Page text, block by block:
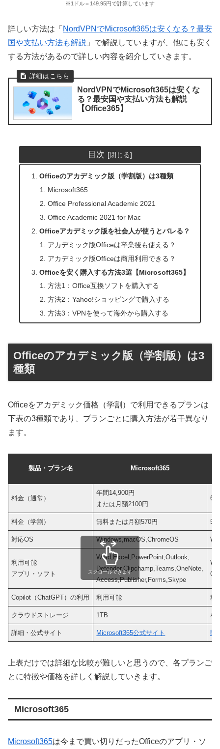
※1ドル＝149.95円で計算しています
詳しい方法は「 NordVPNでMicrosoft365は安くなる？最安
国や支払い方法も解説 」で解説していますが、他にも安く
する方法があるので詳しい内容を紹介していきます。
NordVPNでMicrosoft365は安くな
る？最安国や支払い方法も解説
【Office365】
目次
Officeのアカデミック版（学割版）は3種類
Microsoft365
Office Professional Academic 2021
Office Academic 2021 for Mac
Officeアカデミック版を社会人が使うとバレる？
アカデミック版Officeは卒業後も使える？
アカデミック版Officeは商用利用できる？
Officeを安く購入する方法3選【Microsoft365】
方法1：Office互換ソフトを購入する
方法2：Yahoo!ショッピングで購入する
方法3：VPNを使って海外から購入する
Officeのアカデミック版（学割版）は3
種類
Officeをアカデミック価格（学割）で利用できるプランは
下表の3種類であり、プランごとに購入方法が若干異なり
ます。
製品・プラン名 Microsoft365
料金（通常）
年間14,900円
または月額2100円
料金（学割） 無料または月額570円
対応OS Windows,macOS,ChromeOS
利用可能
アプリ・ソフト
Word,Excel,PowerPoint,Outlook,
Defender,Clipchamp,Teams,OneNote,
Access,Publisher,Forms,Skype
Copilot（ChatGPT）の利用 利用可能 利
クラウドストレージ 1TB な
詳細・公式サイト Microsoft365公式サイト 販
スクロールできます
上表だけでは詳細な比較が難しいと思うので、各プランご
とに特徴や価格を詳しく解説していきます。
Microsoft365
Microsoft365は今まで買い切りだったOfficeのアプリ・ソ